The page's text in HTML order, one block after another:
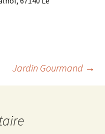
Jardin Gourmand →